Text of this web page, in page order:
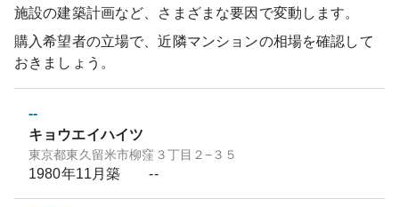
施設の建築計画など、さまざまな要因で変動します。
購入希望者の立場で、近隣マンションの相場を確認して
おきましょう。
--
キョウエイハイツ
東京都東久留米市柳窪３丁目２−３５
1980年11月築 --